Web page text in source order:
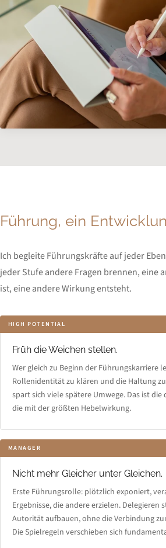
Führung, ein
Ich begleite Führungskräfte auf jeder
jeder Stufe andere Fragen brennen, eine
ist, eine andere Wirkung entsteht.
HIGH POTENTIAL
Früh die Weichen stellen.
Wer gleich zu Beginn der Führungskarriere
Rollenidentität zu klären und die Haltung
spart sich viele spätere Umwege. Das ist
die mit der größten Hebelwirkung.
MANAGER
Nicht mehr Gleicher unter Gleichen.
Erste Führungsrolle: plötzlich exponiert,
Ergebnisse, die andere erzielen. Delegieren
Autorität aufbauen, ohne die Verbindung
Die Spielregeln verschieben sich